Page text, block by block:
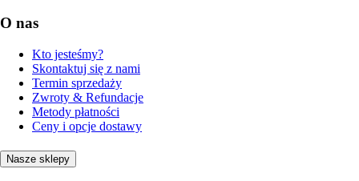
O nas
Kto jesteśmy?
Skontaktuj się z nami
Termin sprzedaży
Zwroty & Refundacje
Metody płatności
Ceny i opcje dostawy
Nasze sklepy